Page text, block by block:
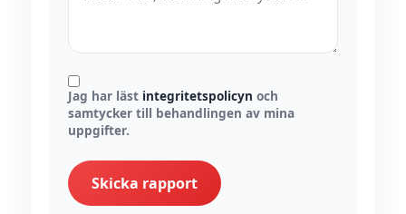
Jag har läst integritetspolicyn och
samtycker till behandlingen av mina
uppgifter.
Skicka rapport